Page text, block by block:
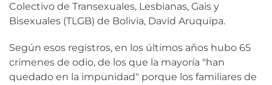
Colectivo de Transexuales, Lesbianas, Gais y
Bisexuales (TLGB) de Bolivia, David Aruquipa.
Según esos registros, en los últimos años hubo 65
crímenes de odio, de los que la mayoría "han
quedado en la impunidad" porque los familiares de